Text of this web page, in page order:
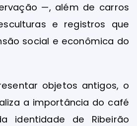
—, além de carros
e registros que
social e econômica do
objetos antigos, o
a importância do café
identidade de Ribeirão